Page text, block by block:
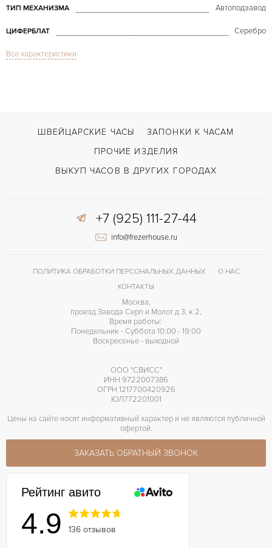
ТИП МЕХАНИЗМА Автоподзавод
ЦИФЕРБЛАТ Серебро
СТЕКЛО
ВОЗМОЖНОСТИ ДОСТАВКИ С документами, С футляром
Двойной сложности застежка
Все характеристики
ШВЕЙЦАРСКИЕ ЧАСЫ
ЗАПОНКИ К ЧАСАМ
ПРОЧИЕ ИЗДЕЛИЯ
ВЫКУП ЧАСОВ В ДРУГИХ ГОРОДАХ
+7 (925) 111-27-44
info@frezerhouse.ru
ПОЛИТИКА ОБРАБОТКИ ПЕРСОНАЛЬНЫХ ДАННЫХ
О НАС
КОНТАКТЫ
Москва,
проезд Завода Серп и Молот д 3, к 2,
Время работы:
Понедельник - Суббота 10:00 - 19:00
Воскресенье - выходной
ООО "СВИСС"
ИНН 9722007386
ОГРН 1217700420926
ЮЛ772201001
Цены на сайте носят информативный характер и не являются публичной
офертой.
ЗАКАЗАТЬ ОБРАТНЫЙ ЗВОНОК
Рейтинг авито
4.9 136 отзывов